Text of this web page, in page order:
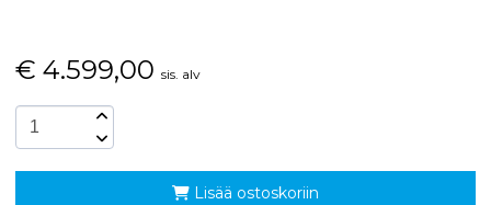
€ 4.599,00 sis. alv
Lisää ostoskoriin